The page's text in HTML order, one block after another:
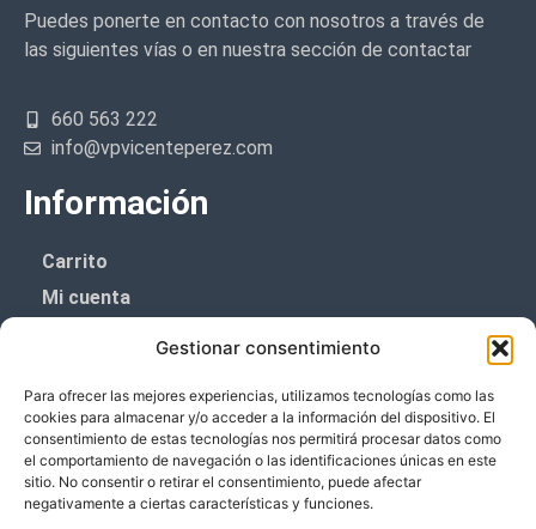
Gestionar consentimiento
Para ofrecer las mejores experiencias, utilizamos tecnologías como las
cookies para almacenar y/o acceder a la información del dispositivo. El
consentimiento de estas tecnologías nos permitirá procesar datos como
el comportamiento de navegación o las identificaciones únicas en este
sitio. No consentir o retirar el consentimiento, puede afectar
negativamente a ciertas características y funciones.
Puedes ponerte en contacto con nosotros a través de
las siguientes vías o en nuestra sección de contactar
660 563 222
info@vpvicenteperez.com
Información
Carrito
Mi cuenta
Política de cookies (UE)
Boletín de noticias
¡¡Suscríbete y prometemos no dar mucho el